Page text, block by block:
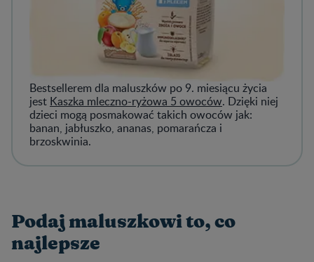
Bestsellerem dla maluszków po 9. miesiącu życia
jest Kaszka mleczno-ryżowa 5 owoców. Dzięki niej
dzieci mogą posmakować takich owoców jak:
banan, jabłuszko, ananas, pomarańcza i
brzoskwinia.
Podaj maluszkowi to, co
najlepsze